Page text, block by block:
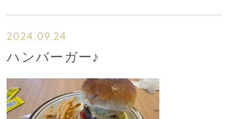
2024.09.24
ハンバーガー♪